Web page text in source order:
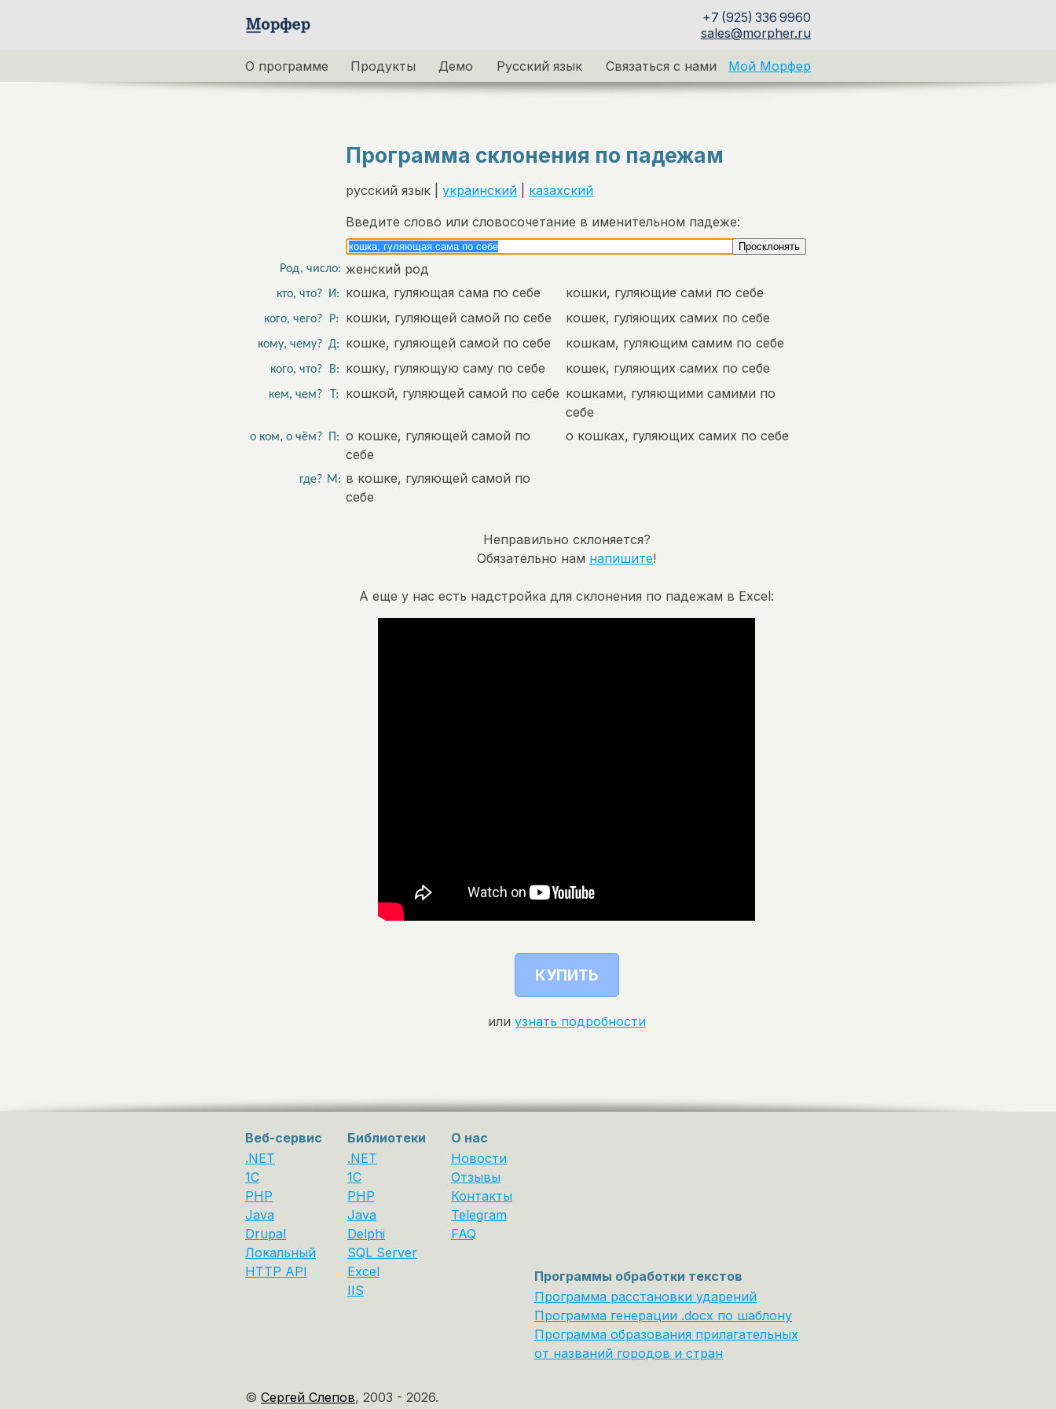
+7 (925) 336 9960
sales@morpher.ru
О программе Продукты Демо Русский язык Связаться с нами Мой Морфер
Программа склонения по падежам
русский язык | украинский
казахский
Введите слово или словосочетание в именительном падеже:
Род, число: женский род
кто, что? И: кошка, гуляющая сама по себе кошки, гуляющие сами по себе
кого, чего? Р: кошки, гуляющей самой по себе кошек, гуляющих самих по себе
кому, чему? Д: кошке, гуляющей самой по себе кошкам, гуляющим самим по себе
кого, что? В: кошку, гуляющую саму по себе кошек, гуляющих самих по себе
кем, чем? Т: кошкой, гуляющей самой по себе кошками, гуляющими самими по
себе
о ком, о чём? П: о кошке, гуляющей самой по
себе
о кошках, гуляющих самих по себе
где? М: в кошке, гуляющей самой по
себе
Неправильно склоняется?
Обязательно нам напишите!
А еще у нас есть надстройка для склонения по падежам в Excel:
КУПИТЬ
или узнать подробности
Веб-сервис
.NET
1C
PHP
Java
Drupal
Локальный
HTTP API
Библиотеки
.NET
1С
PHP
Java
Delphi
SQL Server
Excel
IIS
О нас
Новости
Отзывы
Контакты
Telegram
FAQ
Программы обработки текстов
Программа расстановки ударений
Программа генерации .docx по шаблону
Программа образования прилагательных
от названий городов и стран
© Сергей Слепов, 2003 - 2026.